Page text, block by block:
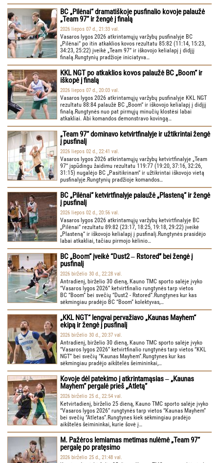
BC „Pilėnai“ dramatiškoje pusfinalio kovoje palaužė
„Team 97“ ir žengė į finalą
2026 liepos 07 d., 21:33 val.
Vasaros lygos 2026 atkrintamųjų varžybų pusfinalyje BC
„Pilėnai“ po itin atkaklios kovos rezultatu 85:82 (11:14, 15:23,
34:23, 25:22) įveikė „Team 97“ ir iškovojo kelialapį į didįjį
finalą.Rungtynių pradžioje iniciatyva…
KKL NGT po atkaklios kovos palaužė BC „Boom“ ir
iškopė į finalą
2026 liepos 07 d., 20:03 val.
Vasaros lygos 2026 atkrintamųjų varžybų pusfinalyje KKL NGT
rezultatu 88:84 palaužė BC „Boom“ ir iškovojo kelialapį į didįjį
finalą.Rungtynės nuo pat pirmųjų minučių klostėsi labai
atkakliai. Abi komandos demonstravo kovingą…
„Team 97“ dominavo ketvirtfinalyje ir užtikrintai žengė
į pusfinalį
2026 liepos 02 d., 22:41 val.
Vasaros lygos 2026 atkrintamųjų varžybų ketvirtfinalyje „Team
97“ įspūdingu žaidimu rezultatu 119:77 (19:20, 37:16, 32:26,
31:15) nugalėjo BC „Pasitikrinam“ ir užtikrintai iškovojo vietą
pusfinalyje.Rungtynių pradžioje komandos…
BC „Pilėnai“ ketvirtfinalyje palaužė „Plasteną“ ir žengė
į pusfinalį
2026 liepos 02 d., 20:56 val.
Vasaros lygos 2026 atkrintamųjų varžybų ketvirtfinalyje BC
„Pilėnai“ rezultatu 89:82 (23:17, 18:25, 19:18, 29:22) įveikė
„Plasteną“ ir iškovojo kelialapį į pusfinalį.Rungtynės prasidėjo
labai atkakliai, tačiau pirmojo kėlinio…
BC „Boom“ įveikė “Dust2 ‒ Rstored” bei žengė į
pusfinalį
2026 birželio 30 d., 22:28 val.
Antradienį, birželio 30 dieną, Kauno TMC sporto salėje įvyko
“Vasaros lygos 2026” ketvirtfinalio rungtynės tarp vietos
BC “Boom” bei svečių “Dust2 - Rstored”.Rungtynes kur kas
sėkmingiau pradėjo BC “Boom” kolektyvas,…
„KKL NGT“ lengvai pervažiavo „Kaunas Mayhem“
ekipą ir žengė į pusfinalį
2026 birželio 30 d., 20:37 val.
Antradienį, birželio 30 dieną, Kauno TMC sporto salėje įvyko
“Vasaros lygos 2026” ketvirtfinalio rungtynės tarp vietos “KKL
NGT” bei svečių “Kaunas Mayhem”.Rungtynes kur kas
sėkmingiau pradėjo aikštelės šeimininkai,…
Kovoje dėl patekimo į atkrintamąsias ‒ „Kaunas
Mayhem“ pergalė prieš „Atletą“
2026 birželio 25 d., 22:54 val.
Ketvirtadienį, birželio 25 dieną, Kauno TMC sporto salėje įvyko
“Vasaros lygos 2026” rungtynės tarp vietos “Kaunas Mayhem”
bei svečių “Atletas”.Rungtynes kiek sėkmingiau pradėjo
aikštelės šeimininkai, kurie šovė į…
M. Pažėros lemiamas metimas nulėmė „Team 97“
pergalę po pratęsimo
2026 birželio 25 d., 21:48 val.